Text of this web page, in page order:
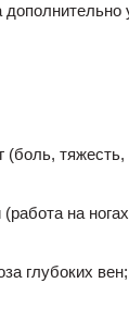
(боль,
(работа на
глубоких вен;